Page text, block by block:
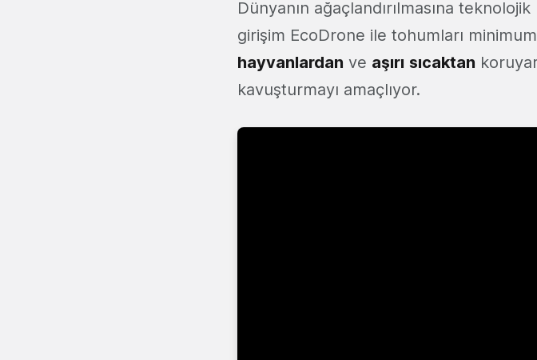
Dünyanın ağaçlandırılmasına
girişim EcoDrone ile tohumları
hayvanlardan ve aşırı sıcaktan
kavuşturmayı amaçlıyor.